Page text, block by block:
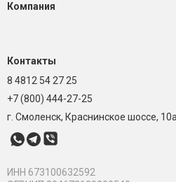
Компания
Контакты
8 4812 54 27 25
+7 (800) 444-27-25
г. Смоленск, Краснинское шоссе, 10а
ИНН 673100632592